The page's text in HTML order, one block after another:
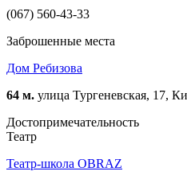
(067) 560-43-33
Заброшенные места
Дом Ребизова
64 м. улица Тургеневская, 17,
Достопримечательность
Театр
Театр-школа OBRAZ